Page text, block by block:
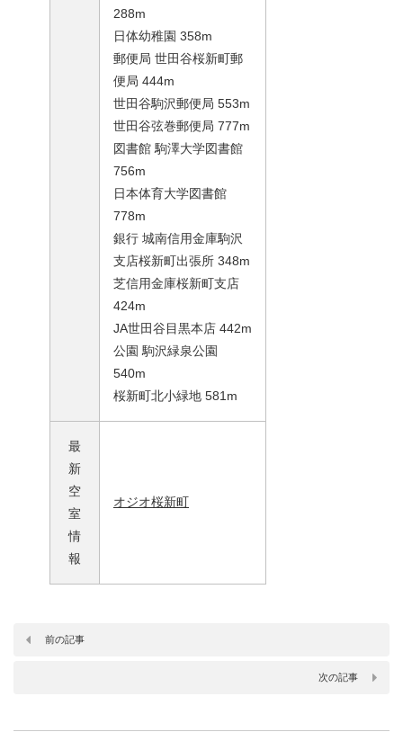
288m
日体幼稚園 358m
郵便局 世田谷桜新町郵
便局 444m
世田谷駒沢郵便局 553m
世田谷弦巻郵便局 777m
図書館 駒澤大学図書館
756m
日本体育大学図書館
778m
銀行 城南信用金庫駒沢
支店桜新町出張所 348m
芝信用金庫桜新町支店
424m
JA世田谷目黒本店 442m
公園 駒沢緑泉公園
540m
桜新町北小緑地 581m
最
新
空
室
情
報
オジオ桜新町
前の記事
次の記事